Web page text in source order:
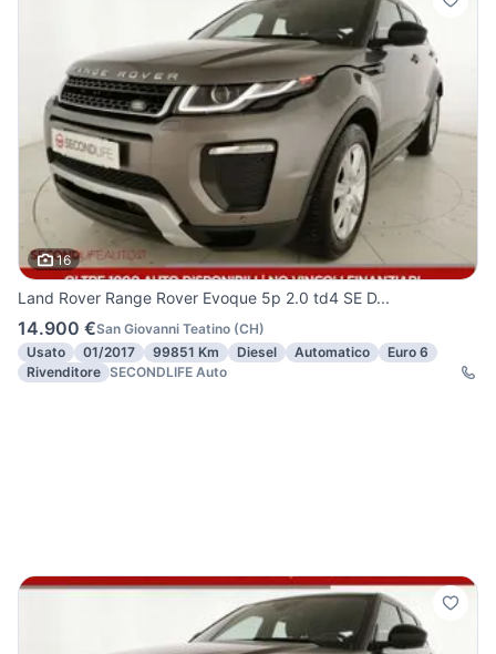
16
Land Rover Range Rover Evoque 5p 2.0 td4 SE D...
14.900 €San Giovanni Teatino (CH)
Usato
01/2017 99851 Km Diesel Automatico
Euro 6
Rivenditore SECONDLIFE Auto